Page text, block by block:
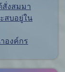
สั่งสมมา
สบอยู่ใน
องค์กร